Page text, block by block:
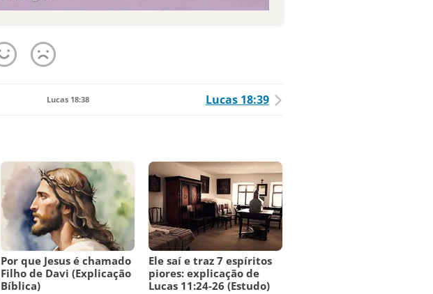
Lucas 18:38 Lucas 18:39
Por que Jesus é chamado
Filho de Davi (Explicação
Bíblica)
Ele saí e traz 7 espíritos
piores: explicação de
Lucas 11:24-26 (Estudo)